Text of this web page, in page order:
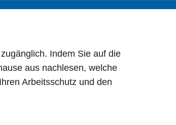
Indem Sie auf die
aus nachlesen, welche
Arbeitsschutz und den